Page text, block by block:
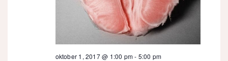
oktober 1, 2017 @ 1:00 pm- 5:00 pm